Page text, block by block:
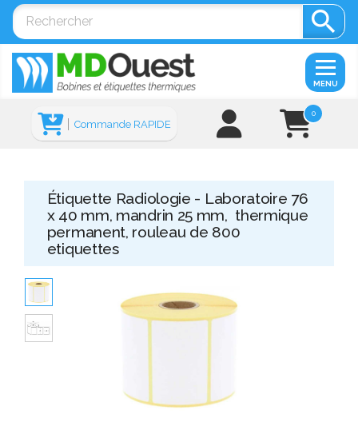

0
Commande RAPIDE
MENU
Étiquette Radiologie - Laboratoire 76
x 40 mm, mandrin 25 mm, thermique
permanent, rouleau de 800
etiquettes